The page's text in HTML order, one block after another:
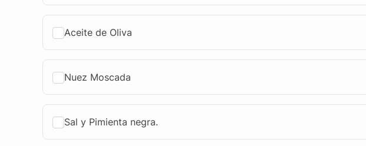
Aceite de Oliva
Nuez Moscada
Sal y Pimienta negra.